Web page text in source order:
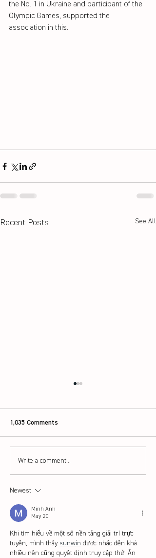
the No. 1 in Ukraine and participant of the
Olympic Games, supported the
association in this.
Recent Posts See All
How to pick the right
badminton rackets for
1,035 Comments
Write a comment...
Newest
Minh Ánh
May 20
Khi tìm hiểu về một số nền tảng giải trí trực
tuyến, mình thấy sunwin được nhắc đến khá
nhiều nên cũng quyết định truy cập thử. Ấn